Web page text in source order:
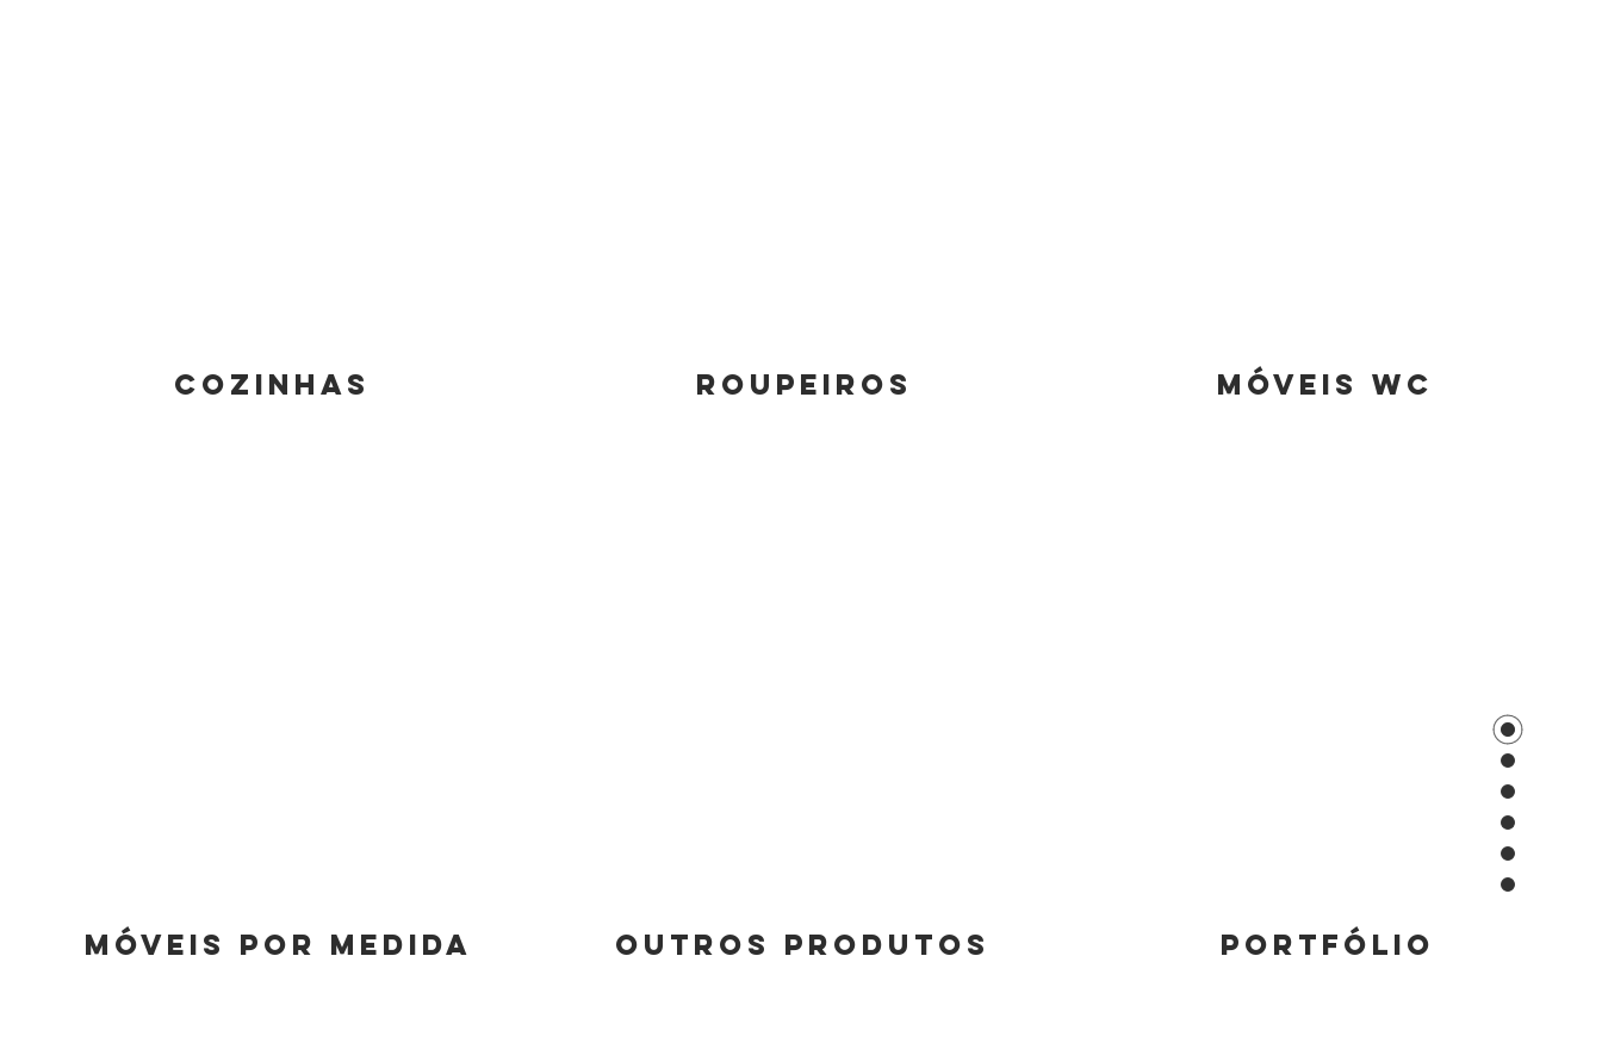
Móveis wc
COZINHAS roupeiros
Portfólio
Outros Produtos
Móveis por Medida